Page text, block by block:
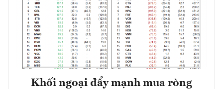
Khối ngoại đẩy mạnh mua ròng